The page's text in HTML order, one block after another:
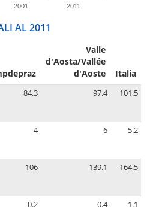
2001 2011
AL 2011
Valle
d'Aosta/Vallée
d'Aoste
Italia
84.3 97.4 101.5
4 6 5.2
106 139.1 164.5
0.2 0.4 1.1